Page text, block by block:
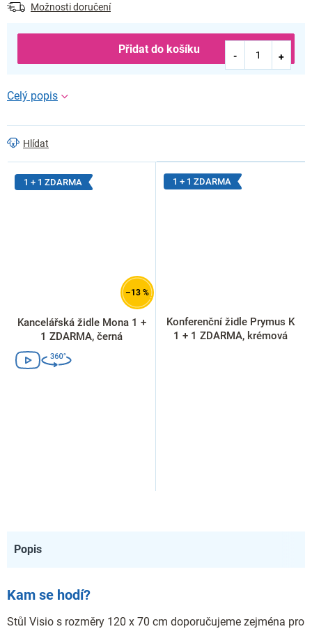
Možnosti doručení
Přidat do košíku
Hlídat
1 + 1 ZDARMA
–13 %
Kancelářská židle Mona 1 +
1 ZDARMA, černá
1 + 1 ZDARMA
Konferenční židle Prymus K
1 + 1 ZDARMA, krémová
Popis
Kam se hodí?
Stůl Visio s rozměry 120 x 70 cm doporučujeme zejména pro